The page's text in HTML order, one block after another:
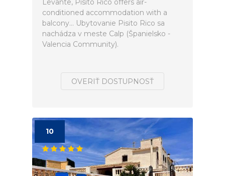
Levante, Pisito Rico offers air-
conditioned accommodation with a
balcony... Ubytovanie Pisito Rico sa
nachádza v meste Calp (Španielsko -
Valencia Community).
OVERIŤ DOSTUPNOSŤ
10